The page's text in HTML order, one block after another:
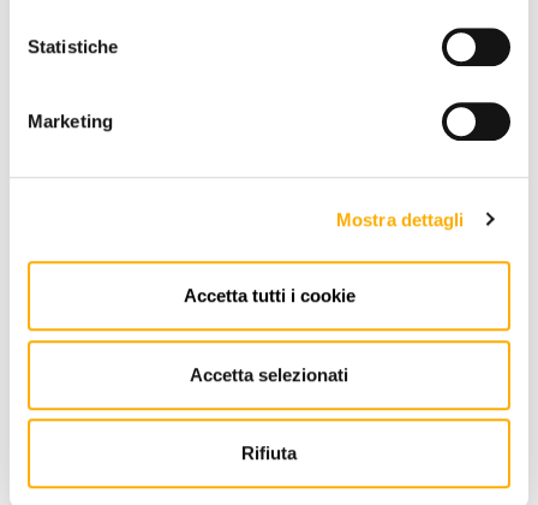
Statistiche
Marketing
Mostra dettagli
Accetta tutti i cookie
Accetta selezionati
Rifiuta
REQUEST A QUOTE
BEST PRICE GUARANTEED